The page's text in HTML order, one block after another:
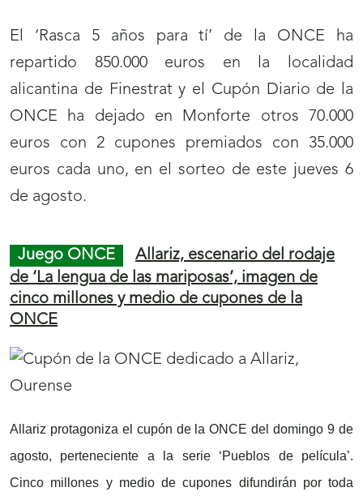
El ‘Rasca 5 años para tí’ de la ONCE ha
repartido 850.000 euros en la localidad
alicantina de Finestrat y el Cupón Diario de la
ONCE ha dejado en Monforte otros 70.000
euros con 2 cupones premiados con 35.000
euros cada uno, en el sorteo de este jueves 6
de agosto.
Juego ONCE
Allariz, escenario del rodaje
de ‘La lengua de las mariposas’, imagen de
cinco millones y medio de cupones de la
ONCE
Allariz protagoniza el cupón de la ONCE del domingo 9 de
agosto, perteneciente a la serie ‘Pueblos de película’.
Cinco millones y medio de cupones difundirán por toda